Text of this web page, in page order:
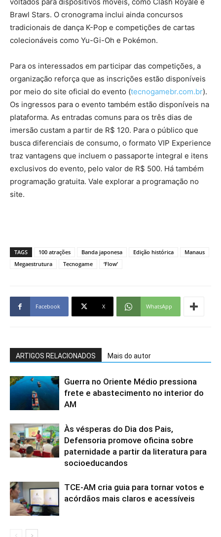
Brawl Stars. O cronograma inclui ainda concursos
tradicionais de dança K-Pop e competições de cartas
colecionáveis como Yu-Gi-Oh e Pokémon.
Para os interessados em participar das competições, a
organização reforça que as inscrições estão disponíveis
por meio do site oficial do evento (tecnogamebr.com.br).
Os ingressos para o evento também estão disponíveis na
plataforma. As entradas comuns para os três dias de
imersão custam a partir de R$ 120. Para o público que
busca diferenciais de consumo, o formato VIP Experience
traz vantagens que incluem o passaporte integral e itens
exclusivos do evento, pelo valor de R$ 500. Há também
programação gratuita. Vale explorar a programação no
site.
TAGS 100 atrações Banda japonesa Edição histórica
Manaus
Megaestrutura
Tecnogame ‘Flow’
Facebook X WhatsApp
ARTIGOS RELACIONADOS Mais do autor
Guerra no Oriente Médio pressiona
frete e abastecimento no interior do
AM
Às vésperas do Dia dos Pais,
Defensoria promove oficina sobre
paternidade a partir da literatura para
socioeducandos
TCE-AM cria guia para tornar votos e
acórdãos mais claros e acessíveis